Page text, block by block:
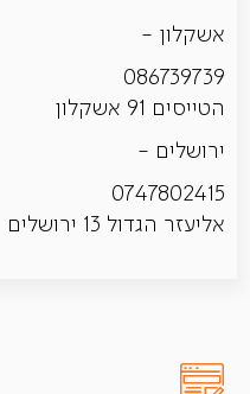
אשקלון -
086739739
הטייסים 91 אשקלון
ירושלים -
0747802415
אליעזר הגדול 13 ירושלים